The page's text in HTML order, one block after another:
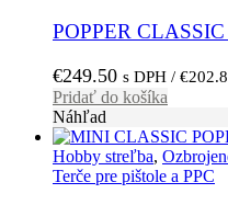
POPPER
€249.50 s DPH / €
Pridať do košíka
Náhľad
Hobby streľba,
Terče pre pištole a PPC